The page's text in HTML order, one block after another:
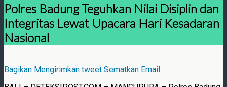
Polres Badung Teguhkan Nilai Disiplin dan
Integritas Lewat Upacara Hari Kesadaran
Nasional
Bagikan Mengirimkan tweet Sematkan Email